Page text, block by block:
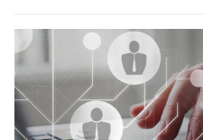
operazioni, bensì comporta […]